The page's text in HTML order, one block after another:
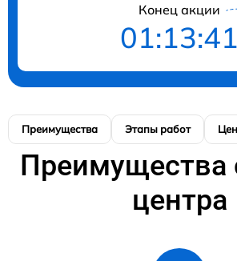
Конец акции
01:13:40
Преимущества Этапы работ
Преимущества
центра